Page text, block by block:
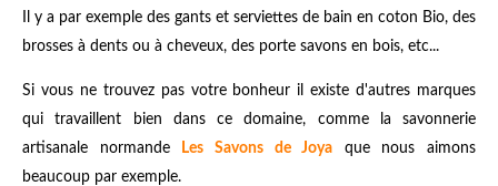
Il y a par exemple des gants et serviettes de bain en coton Bio, des
brosses à dents ou à cheveux, des porte savons en bois, etc...
Si vous ne trouvez pas votre bonheur il existe d'autres marques
qui travaillent bien dans ce domaine, comme la savonnerie
artisanale normande
Les Savons de Joya que nous aimons
beaucoup par exemple.